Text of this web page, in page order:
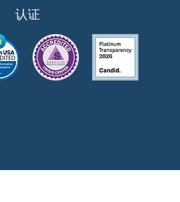
认证